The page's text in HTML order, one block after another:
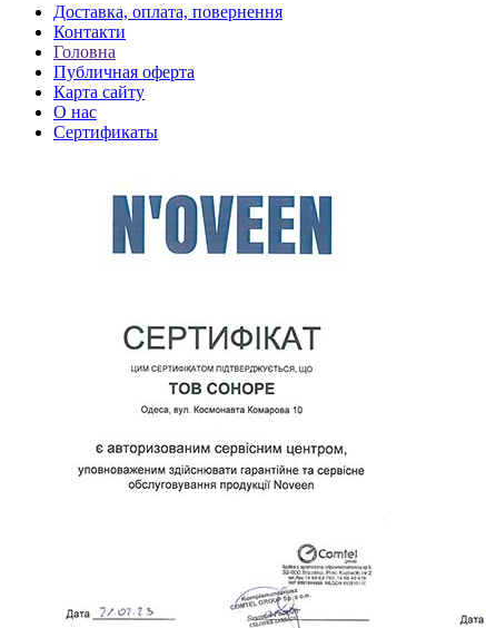
Доставка, оплата, повернення
Контакти
Головна
Публичная оферта
Карта сайту
О нас
Сертификаты